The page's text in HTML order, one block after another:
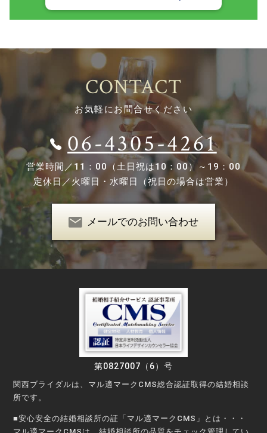
CONTACT
お気軽にお問合せください
06-4305-4261
営業時間／ 11：00（土日祝は10：00）～19：00
定休日／火曜日・水曜日（祝日の場合は営業）
メールでのお問い合わせ
第0827007（6）号
関西ブライダルは、マル適マークCMS総合認証取得の結婚相談
所です。
■安心安全の結婚相談所の証「マル適マークCMS」とは・・・